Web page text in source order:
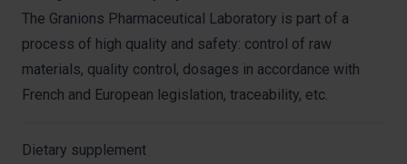
The Granions Pharmaceutical Laboratory is part of a
process of high quality and safety: control of raw
materials, quality control, dosages in accordance with
French and European legislation, traceability, etc.
Dietary supplement